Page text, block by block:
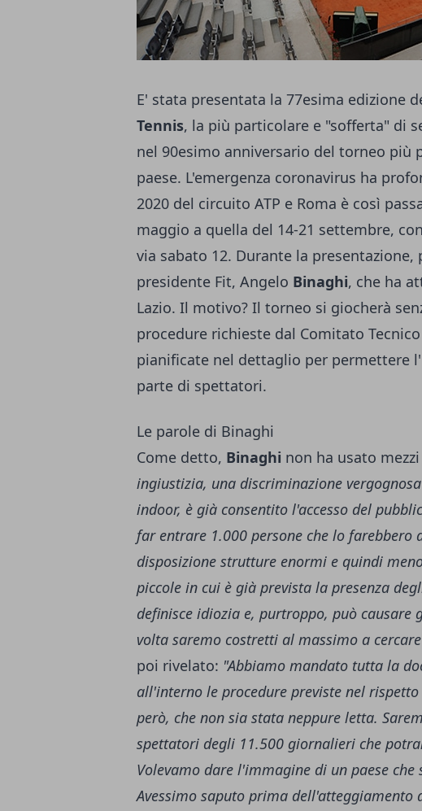
E' stata presentata la 77esima edizione
Tennis, la più particolare e "sofferta" di
nel 90esimo anniversario del torneo più
paese. L'emergenza coronavirus ha
2020 del circuito ATP e Roma è così
maggio a quella del 14-21 settembre,
via sabato 12. Durante la
presidente Fit, Angelo Binaghi, che ha
Lazio. Il motivo? Il torneo si giocherà
procedure richieste dal Comitato
pianificate nel dettaglio per permettere
parte di spettatori.
Le parole di Binaghi
Come detto, Binaghi non ha usato
ingiustizia, una discriminazione
indoor, è già consentito l'accesso del
far entrare 1.000 persone che lo farebbero
disposizione strutture enormi e quindi
piccole in cui è già prevista la presenza
definisce idiozia e, purtroppo, può causare
volta saremo costretti al massimo a
poi rivelato: "Abbiamo mandato tutta la
all'interno le procedure previste nel rispetto
però, che non sia stata neppure letta.
spettatori degli 11.500 giornalieri che
Volevamo dare l'immagine di un paese
Avessimo saputo prima dell'atteggiamento